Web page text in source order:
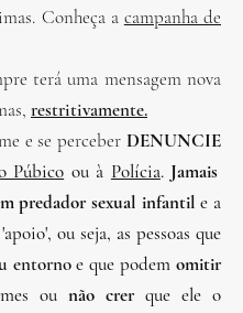
Conheça a campanha de
uma mensagem nova
restritivamente.
se perceber DENUNCIE
Púbico ou à Polícia. Jamais
predador sexual infantil e a
ou seja, as pessoas que
entornoe que podemomitir
ou não crer que ele o